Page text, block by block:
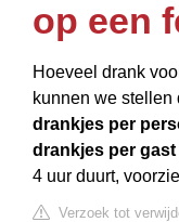
op een
Hoeveel drank
kunnen we stellen
drankjes per
drankjes per
4 uur duurt,
Verzoek tot